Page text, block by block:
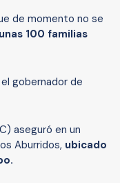
de momento no se
100 familias
gobernador de
aseguró en un
Aburridos, ubicado